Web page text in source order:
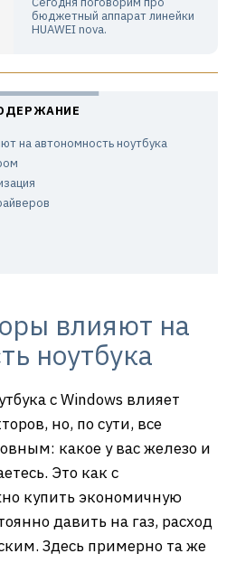
бюджетный аппарат линейки
HUAWEI nova.
на автономность ноутбука
влияют на
ноутбука
с Windows влияет
но, по сути, все
какое у вас железо и
Это как с
купить экономичную
давить на газ, расход
Здесь примерно та же